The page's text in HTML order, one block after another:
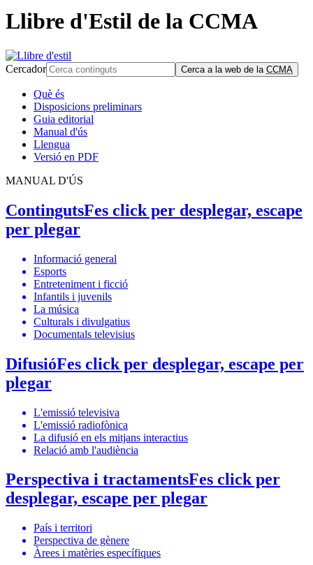
Llibre d'Estil de la CCMA
Cercador Cerca a la web de la CCMA
Què és
Disposicions preliminars
Guia editorial
Manual d'ús
Llengua
Versió en PDF
MANUAL D'ÚS
ContingutsFes click per desplegar, escape
per plegar
Informació general
Esports
Entreteniment i ficció
Infantils i juvenils
La música
Culturals i divulgatius
Documentals televisius
DifusióFes click per desplegar, escape per
plegar
L'emissió televisiva
L'emissió radiofònica
La difusió en els mitjans interactius
Relació amb l'audiència
Perspectiva i tractamentsFes click per
desplegar, escape per plegar
País i territori
Perspectiva de gènere
Àrees i matèries específiques